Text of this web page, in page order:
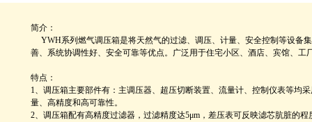
简介：
YWH系列燃气调压箱是将天然气的过滤、调压、计量、安全控制等设备
善、系统协调性好、安全可靠等优点。广泛用于住宅小区、酒店、宾馆、工
特点：
1、调压箱主要部件有：主调压器、超压切断装置、流量计、控制仪表等均
量、高精度和高可靠性。
2、调压箱配有高精度过滤器，过滤精度达5μm，差压表可反映滤芯肮脏的